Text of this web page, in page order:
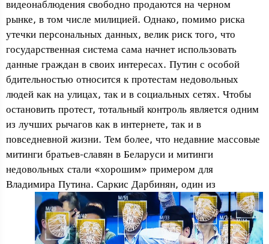
видеонаблюдения свободно продаются на черном
рынке, в том числе милицией. Однако, помимо риска
утечки персональных данных, велик риск того, что
государственная система сама начнет использовать
данные граждан в своих интересах. Путин с особой
бдительностью относится к протестам недовольных
людей как на улицах, так и в социальных сетях. Чтобы
остановить протест, тотальный контроль является одним
из лучших рычагов как в интернете, так и в
повседневной жизни. Тем более, что недавние массовые
митинги братьев-славян в Беларуси и митинги
недовольных стали «хорошим» примером для
Владимира Путина. Саркис Дарбинян, один из